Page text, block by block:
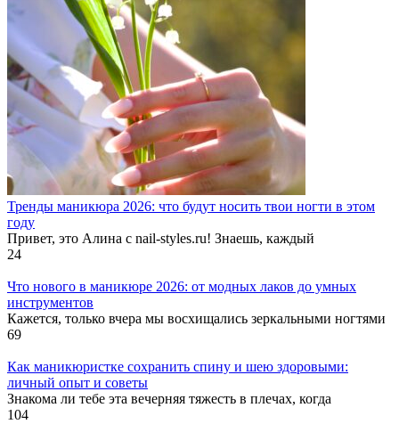
Тренды маникюра 2026: что будут носить твои ногти в этом
году
Привет, это Алина с nail-styles.ru! Знаешь, каждый
24
Что нового в маникюре 2026: от модных лаков до умных
инструментов
Кажется, только вчера мы восхищались зеркальными ногтями
69
Как маникюристке сохранить спину и шею здоровыми:
личный опыт и советы
Знакома ли тебе эта вечерняя тяжесть в плечах, когда
104